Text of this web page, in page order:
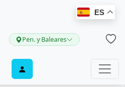
ES
Pen. y Baleares